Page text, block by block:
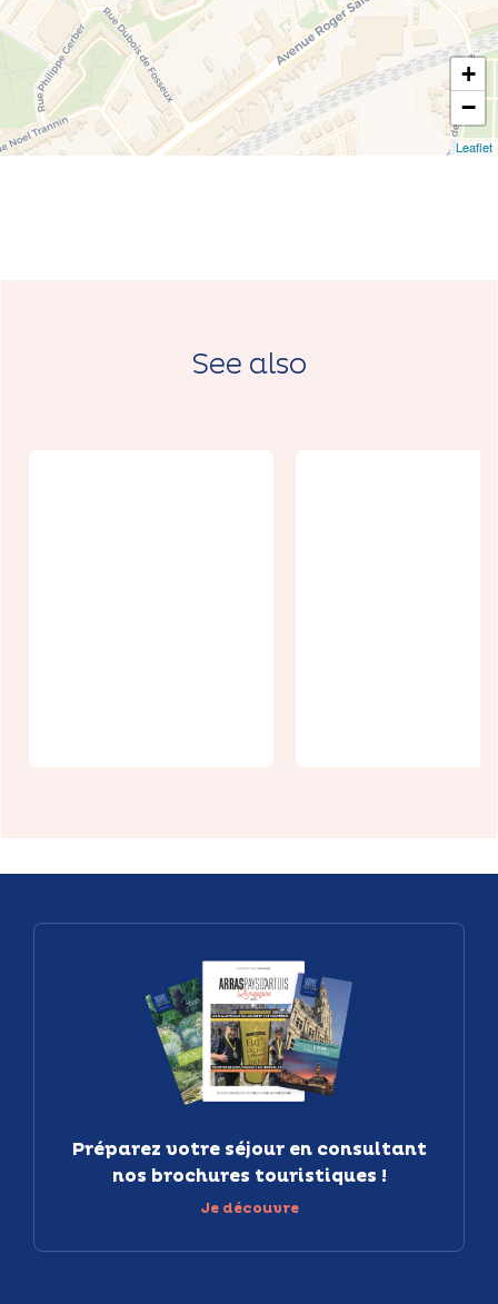
+
−
Leaflet
See also
Préparez votre séjour en consultant
nos brochures touristiques !
Je découvre